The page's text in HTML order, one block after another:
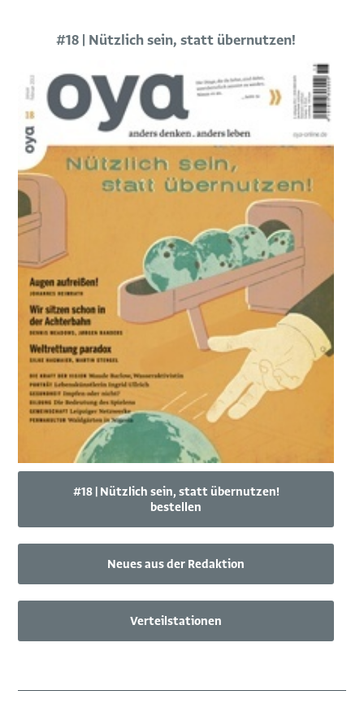
#18 | Nützlich sein, statt übernutzen!
#18 | Nützlich sein, statt übernutzen!
bestellen
Neues aus der Redaktion
Verteilstationen